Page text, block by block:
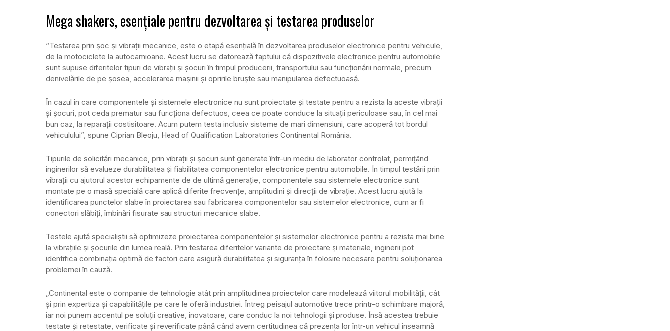
Mega shakers, esențiale pentru dezvoltarea și testarea produselor
“Testarea prin șoc și vibrații mecanice, este o etapă esențială în dezvoltarea produselor electronice pentru vehicule,
de la motociclete la autocamioane. Acest lucru se datorează faptului că dispozitivele electronice pentru automobile
sunt supuse diferitelor tipuri de vibrații și șocuri în timpul producerii, transportului sau funcționării normale, precum
denivelările de pe șosea, accelerarea mașinii și opririle bruște sau manipularea defectuoasă.
În cazul în care componentele și sistemele electronice nu sunt proiectate și testate pentru a rezista la aceste vibrații
și șocuri, pot ceda prematur sau funcționa defectuos, ceea ce poate conduce la situații periculoase sau, în cel mai
bun caz, la reparații costisitoare. Acum putem testa inclusiv sisteme de mari dimensiuni, care acoperă tot bordul
vehiculului”, spune Ciprian Bleoju, Head of Qualification Laboratories Continental România.
Tipurile de solicitări mecanice, prin vibrații și șocuri sunt generate într-un mediu de laborator controlat, permițând
inginerilor să evalueze durabilitatea și fiabilitatea componentelor electronice pentru automobile. În timpul testării prin
vibrații cu ajutorul acestor echipamente de de ultimă generație, componentele sau sistemele electronice sunt
montate pe o masă specială care aplică diferite frecvențe, amplitudini și direcții de vibrație. Acest lucru ajută la
identificarea punctelor slabe în proiectarea sau fabricarea componentelor sau sistemelor electronice, cum ar fi
conectori slăbiți, îmbinări fisurate sau structuri mecanice slabe.
Testele ajută specialiștii să optimizeze proiectarea componentelor și sistemelor electronice pentru a rezista mai bine
la vibrațiile și șocurile din lumea reală. Prin testarea diferitelor variante de proiectare și materiale, inginerii pot
identifica combinația optimă de factori care asigură durabilitatea și siguranța în folosire necesare pentru soluționarea
problemei în cauză.
„Continental este o companie de tehnologie atât prin amplitudinea proiectelor care modelează viitorul mobilității, cât
și prin expertiza și capabilitățile pe care le oferă industriei. Întreg peisajul automotive trece printr-o schimbare majoră,
iar noi punem accentul pe soluții creative, inovatoare, care conduc la noi tehnologii și produse. Însă acestea trebuie
testate și retestate, verificate și reverificate până când avem certitudinea că prezența lor într-un vehicul înseamnă